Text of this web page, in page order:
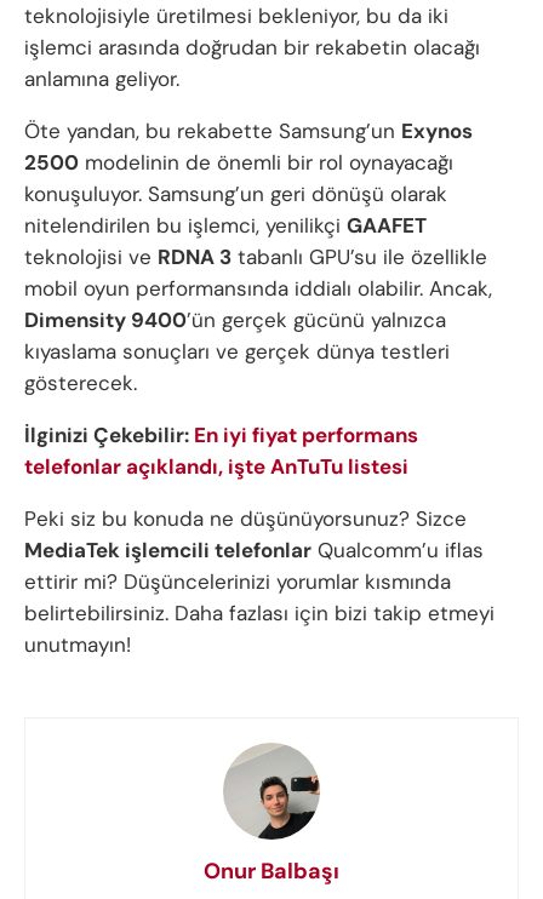
teknolojisiyle üretilmesi bekleniyor, bu da iki
işlemci arasında doğrudan bir rekabetin olacağı
anlamına geliyor.
Öte yandan, bu rekabette Samsung’un Exynos
2500 modelinin de önemli bir rol oynayacağı
konuşuluyor. Samsung’un geri dönüşü olarak
nitelendirilen bu işlemci, yenilikçi GAAFET
teknolojisi ve RDNA 3 tabanlı GPU’su ile özellikle
mobil oyun performansında iddialı olabilir. Ancak,
Dimensity 9400’ün gerçek gücünü yalnızca
kıyaslama sonuçları ve gerçek dünya testleri
gösterecek.
İlginizi Çekebilir: En iyi fiyat performans
telefonlar açıklandı, işte AnTuTu listesi
Peki siz bu konuda ne düşünüyorsunuz? Sizce
MediaTek işlemcili telefonlar Qualcomm’u iflas
ettirir mi? Düşüncelerinizi yorumlar kısmında
belirtebilirsiniz. Daha fazlası için bizi takip etmeyi
unutmayın!
Onur Balbaşı